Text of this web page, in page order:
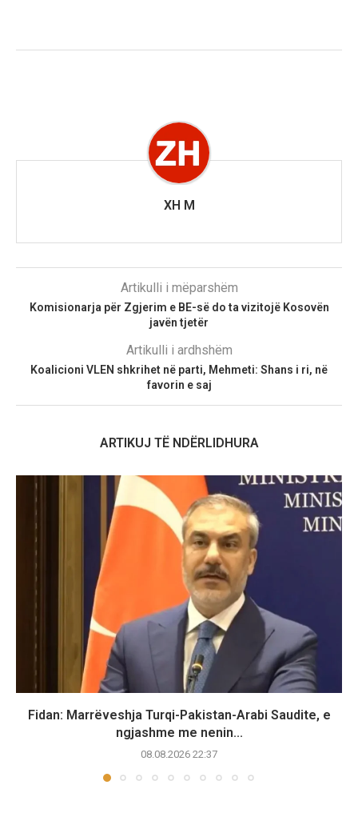
XH M
Artikulli i mëparshëm
Komisionarja për Zgjerim e BE-së do ta vizitojë Kosovën
javën tjetër
Artikulli i ardhshëm
Koalicioni VLEN shkrihet në parti, Mehmeti: Shans i ri, në
favorin e saj
ARTIKUJ TË NDËRLIDHURA
Fidan: Marrëveshja Turqi-Pakistan-Arabi Saudite, e
ngjashme me nenin...
08.08.2026 22:37